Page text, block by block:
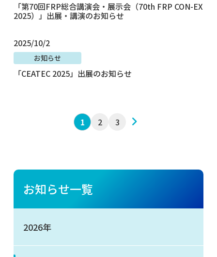
「第70回FRP総合講演会・展示会（70th FRP CON-EX
2025）」出展・講演のお知らせ
2025/10/2
お知らせ
「CEATEC 2025」出展のお知らせ
1 2 3
お知らせ一覧
2026年